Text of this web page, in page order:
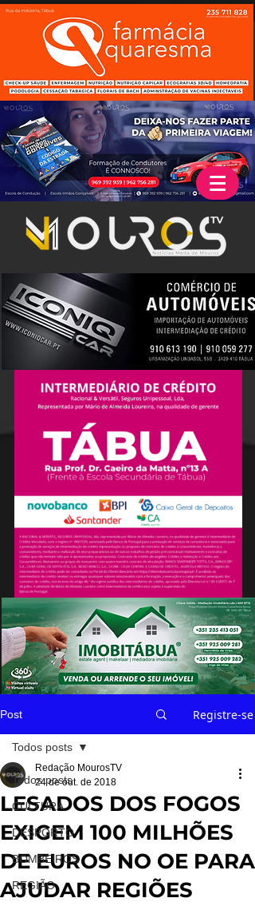
Post Registre-se
Todos posts
CULTURA
DESPORTO
BOMBEIROS
REGIÃO
Todos posts
LESADOS DOS FOGOS
EXIGEM 100 MILHÕES
DE EUROS NO OE PARA
AJUDAR REGIÕES
Redação MourosTV
24 de out. de 2018